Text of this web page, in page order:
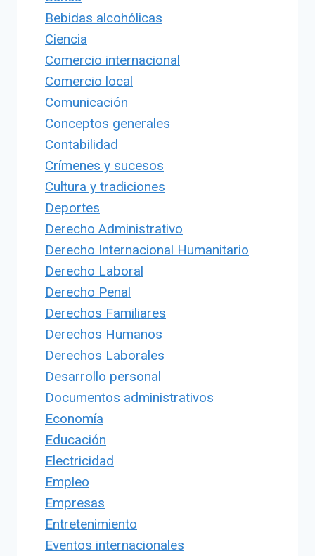
Bebidas alcohólicas
Ciencia
Comercio internacional
Comercio local
Comunicación
Conceptos generales
Contabilidad
Crímenes y sucesos
Cultura y tradiciones
Deportes
Derecho Administrativo
Derecho Internacional Humanitario
Derecho Laboral
Derecho Penal
Derechos Familiares
Derechos Humanos
Derechos Laborales
Desarrollo personal
Documentos administrativos
Economía
Educación
Electricidad
Empleo
Empresas
Entretenimiento
Eventos internacionales